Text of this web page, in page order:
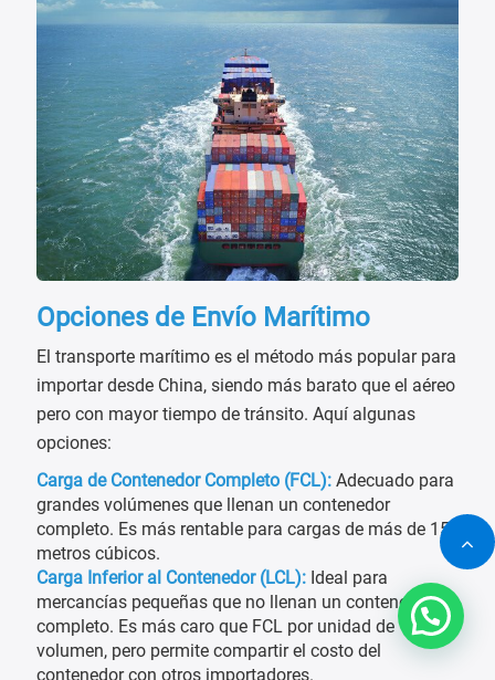
Opciones de Envío Marítimo
El transporte marítimo es el método más popular para
importar desde China, siendo más barato que el aéreo
pero con mayor tiempo de tránsito. Aquí algunas
opciones:
Carga de Contenedor Completo (FCL):Adecuado para
grandes volúmenes que llenan un contenedor
completo. Es más rentable para cargas de más de 15
metros cúbicos.
Carga Inferior al Contenedor (LCL):Ideal para
mercancías pequeñas que no llenan un contenedor
completo. Es más caro que FCL por unidad de
volumen, pero permite compartir el costo del
contenedor con otros importadores.